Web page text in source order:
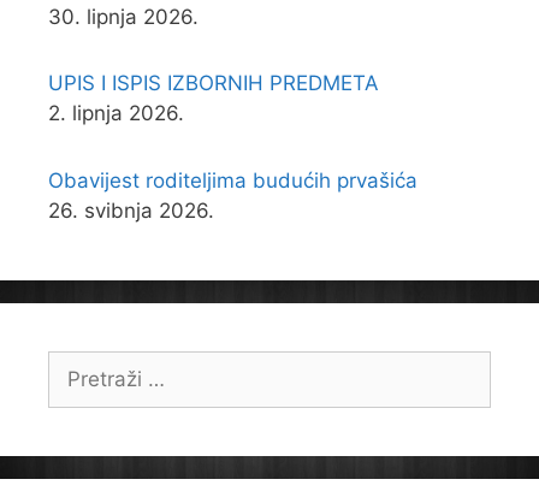
30. lipnja 2026.
UPIS I ISPIS IZBORNIH PREDMETA
2. lipnja 2026.
Obavijest roditeljima budućih prvašića
26. svibnja 2026.